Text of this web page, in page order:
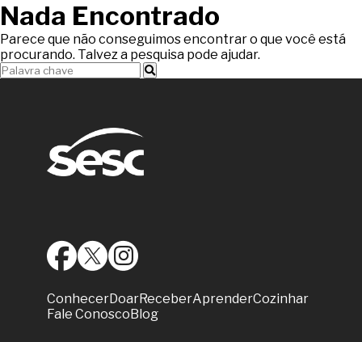
Nada Encontrado
Parece que não conseguimos encontrar o que você está
procurando. Talvez a pesquisa pode ajudar.
ConhecerDoarReceberAprenderCozinhar
Fale ConoscoBlog